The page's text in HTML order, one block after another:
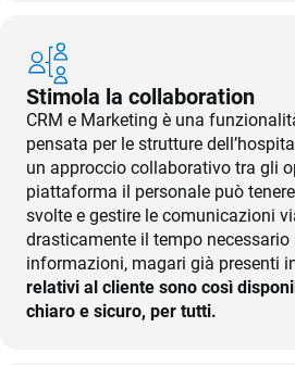
Stimola la collaboration
CRM e Marketing è una
pensata per le strutture
un approccio collaborativo tra gli
piattaforma il personale può
svolte e gestire le comunicazioni
drasticamente il tempo necessario
informazioni, magari già presenti
relativi al cliente sono così
chiaro e sicuro, per tutti.